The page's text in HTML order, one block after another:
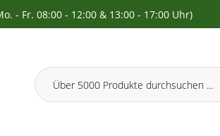
- Fr. 08:00 - 12:00 & 13:00 - 17:00 Uhr)